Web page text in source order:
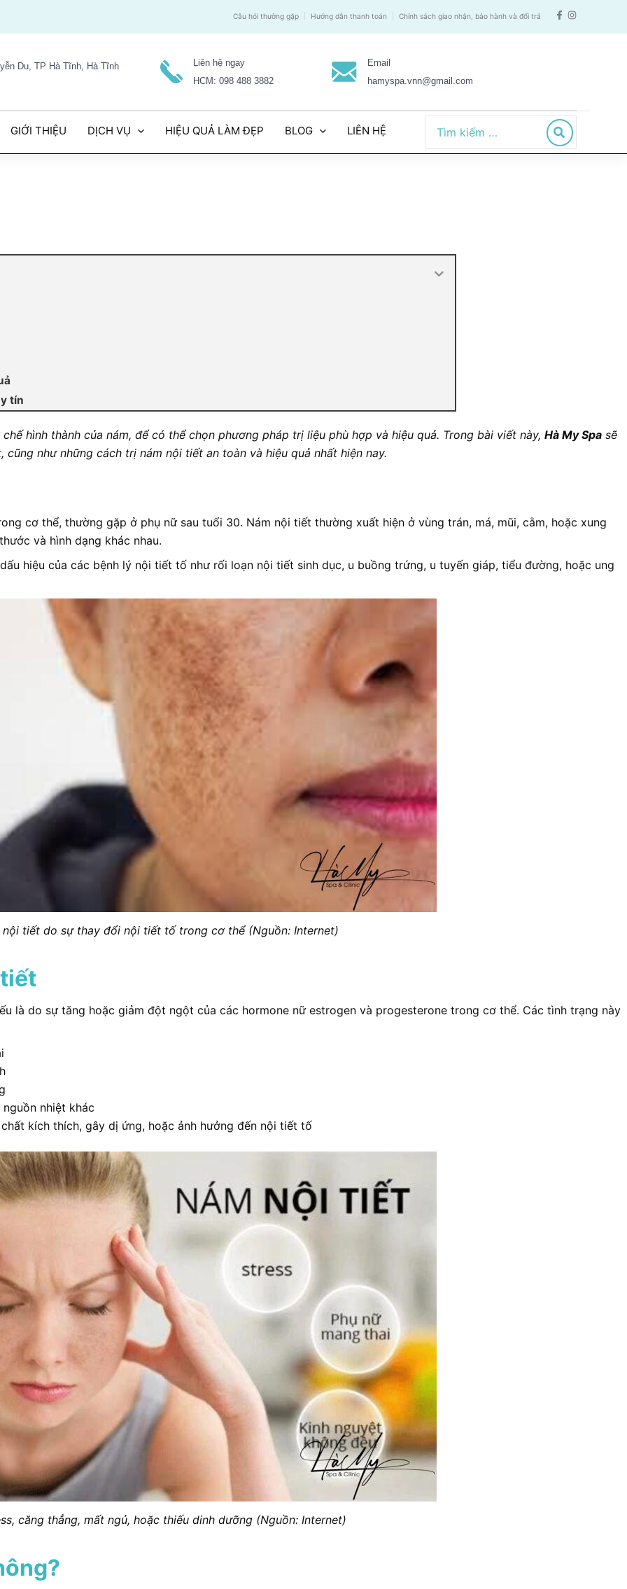
Câu hỏi thường gặp Hướng dẫn thanh toán Chính sách giao nhận, bảo hành và đổi trả
Du, TP Hà Tĩnh, Hà Tĩnh
Liên hệ ngay
HCM: 098 488 3882
Email
hamyspa.vnn@gmail.com
GIỚI THIỆU DỊCH VỤ HIỆU QUẢ LÀM ĐẸP BLOG LIÊN HỆ
for:
tín
hình thành của nám, để có thể chọn phương pháp trị liệu phù hợp và hiệu quả. Trong bài viết này, Hà My Spa sẽ
như những cách trị nám nội tiết an toàn và hiệu quả nhất hiện nay.
cơ thể, thường gặp ở phụ nữ sau tuổi 30. Nám nội tiết thường xuất hiện ở vùng trán, má, mũi, cằm, hoặc xung
và hình dạng khác nhau.
hiệu của các bệnh lý nội tiết tố như rối loạn nội tiết sinh dục, u buồng trứng, u tuyến giáp, tiểu đường, hoặc ung
nội tiết do sự thay đổi nội tiết tố trong cơ thể (Nguồn: Internet)
là do sự tăng hoặc giảm đột ngột của các hormone nữ estrogen và progesterone trong cơ thể. Các tình trạng này
nhiệt khác
kích thích, gây dị ứng, hoặc ảnh hưởng đến nội tiết tố
căng thẳng, mất ngủ, hoặc thiếu dinh dưỡng (Nguồn: Internet)